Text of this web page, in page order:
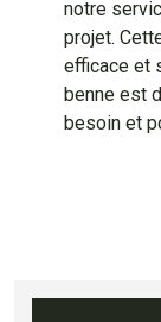
notre
projet.
efficace et
benne est
besoin et